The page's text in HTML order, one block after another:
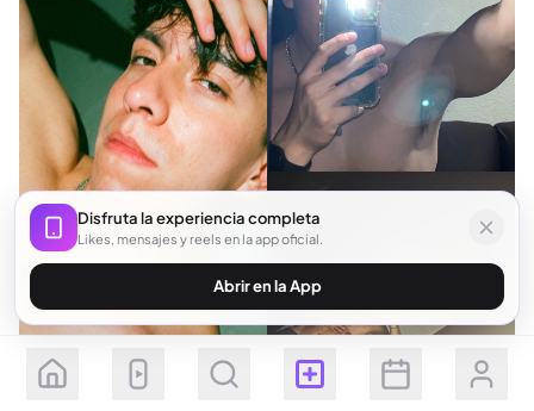
Seguir Suscribirse
Disfruta la experiencia completa
Likes, mensajes y reels en la app oficial.
Abrir en la App